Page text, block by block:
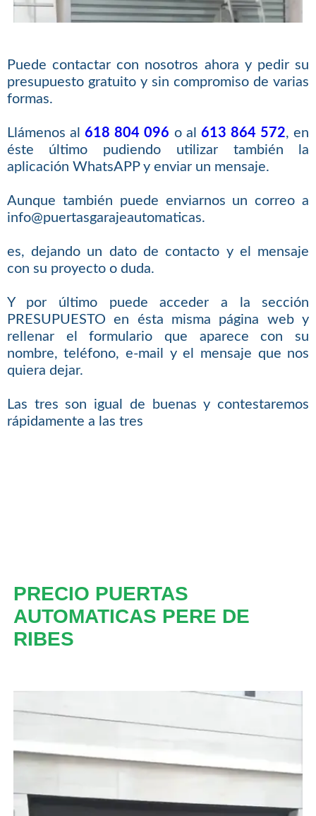
Puede contactar con nosotros ahora y pedir su
presupuesto gratuito y sin compromiso de varias
formas.
Llámenos al618 804 096 o al 613 864 572, en
éste último pudiendo utilizar también la
aplicación WhatsAPP y enviar un mensaje.
Aunque también puede enviarnos un correo a
info@puertasgarajeautomaticas.
es, dejando un dato de contacto y el mensaje
con su proyecto o duda.
Y por último puede acceder a la sección
PRESUPUESTO en ésta misma página web y
rellenar el formulario que aparece con su
nombre, teléfono, e-mail y el mensaje que nos
quiera dejar.
Las tres son igual de buenas y contestaremos
rápidamente a las tres
PRECIO PUERTAS
AUTOMATICAS PERE DE
RIBES